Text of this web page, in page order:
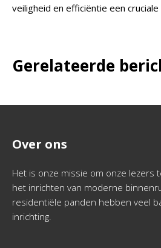
veiligheid en efficiëntie een cruciale
Gerelateerde
Over ons
Het is onze missie om onze lezers
het inrichten van moderne
residentiële panden hebben veel
inrichting.